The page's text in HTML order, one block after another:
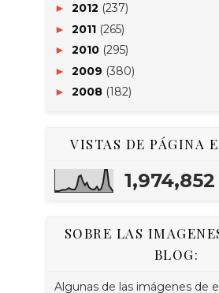
► 2012 (237)
► 2011 (265)
► 2010 (295)
► 2009 (380)
► 2008 (182)
VISTAS DE PÁGINA
1,974,852
SOBRE LAS
BLOG:
Algunas de las imágenes de